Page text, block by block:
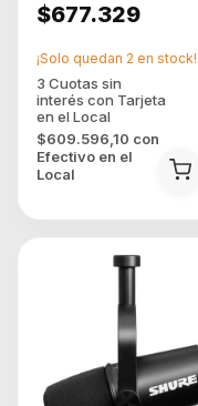
$677.329
$609.596,10 con
Efectivo en el
Local
¡Solo quedan 2 en stock!